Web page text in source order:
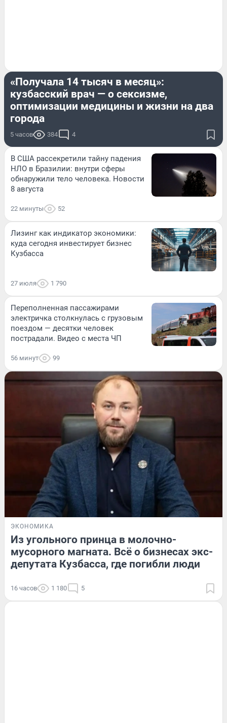
«Получала 14 тысяч в месяц»:
кузбасский врач — о сексизме,
оптимизации медицины и жизни на два
города
5 часов 384 4
В США рассекретили тайну падения
НЛО в Бразилии: внутри сферы
обнаружили тело человека. Новости
8 августа
22 минуты 52
Лизинг как индикатор экономики:
куда сегодня инвестирует бизнес
Кузбасса
27 июля 1 790
Переполненная пассажирами
электричка столкнулась с грузовым
поездом — десятки человек
пострадали. Видео с места ЧП
56 минут 99
ЭКОНОМИКА
Из угольного принца в молочно-
мусорного магната. Всё о бизнесах экс-
депутата Кузбасса, где погибли люди
16 часов 1 180 5